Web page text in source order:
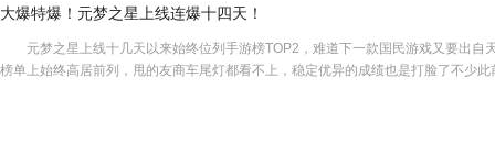
大爆特爆！元梦之星上线连爆十四天！
元梦之星上线十几天以来始终位列手游榜TOP2，难道下一款国民游戏又要出
榜单上始终高居前列，甩的友商车尾灯都看不上，稳定优异的成绩也是打脸了不少